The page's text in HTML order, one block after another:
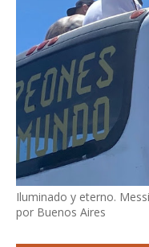
Iluminado y eterno.
por Buenos Aires